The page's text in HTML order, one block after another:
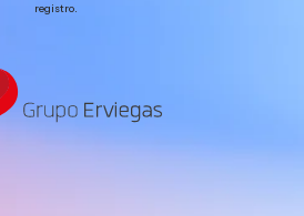
registro.